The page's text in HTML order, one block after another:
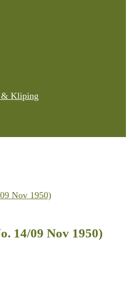
& Kliping
14/09 Nov 1950)